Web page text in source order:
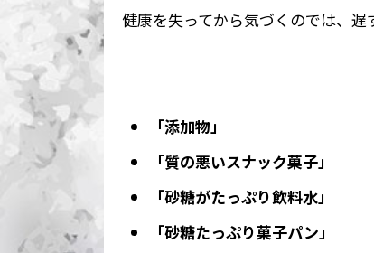
健康を失ってから気づくのでは、遅
「添加物」
「質の悪いスナック菓子」
「砂糖がたっぷり飲料水」
「砂糖たっぷり菓子パン」